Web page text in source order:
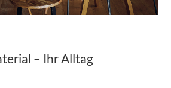
– Ihr Alltag